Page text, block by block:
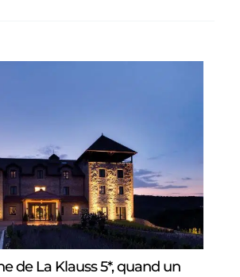
de La Klauss 5*, quand un